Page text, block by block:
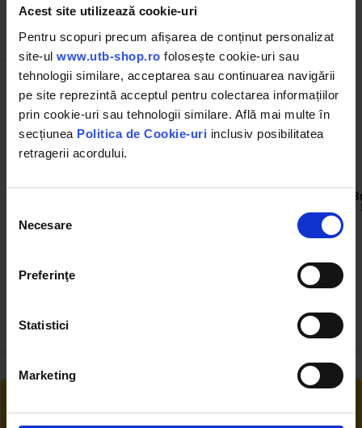
Acest site utilizează cookie-uri
Pentru scopuri precum afișarea de conținut personalizat
site-ul www.utb-shop.ro folosește cookie-uri sau
tehnologii similare, acceptarea sau continuarea navigării
pe site reprezintă acceptul pentru colectarea informațiilor
prin cookie-uri sau tehnologii similare. Află mai multe în
secțiunea Politica de Cookie-uri inclusiv posibilitatea
retragerii acordului.
consimțământului
Necesare
Preferinţe
Statistici
Marketing
Cumpărate frecvent împreună
BK60054
57.23 RON
BK70205
Ai posibilitate de retur în 30 zile, comandă